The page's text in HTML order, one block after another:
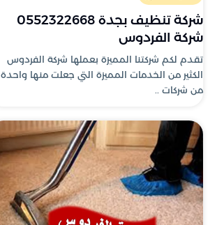
شركة تنظيف بجدة 0552322668
شركة الفردوس
تقدم لكم شركتنا المميزة بعملها شركة الفردوس
الكثير من الخدمات المميزة التي جعلت منها واحدة
من شركات ..